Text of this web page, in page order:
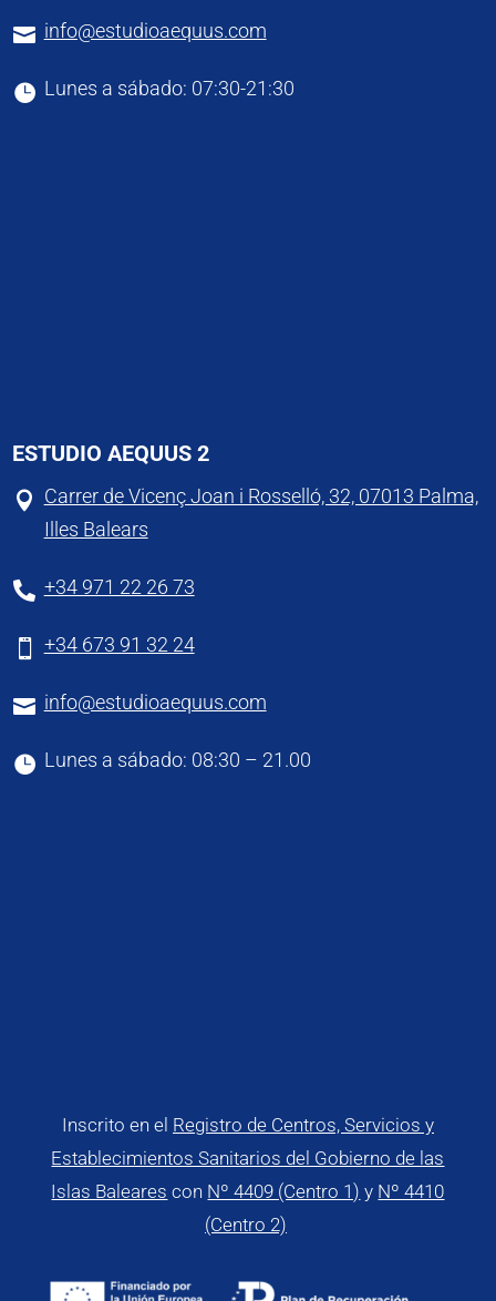
 info@estudioaequus.com
 Lunes a sábado: 07:30-21:30
ESTUDIO AEQUUS 2
 Carrer de Vicenç Joan i Rosselló, 32, 07013 Palma,
Illes Balears
 +34 971 22 26 73
 +34 673 91 32 24
 info@estudioaequus.com
 Lunes a sábado: 08:30 – 21.00
Inscrito en el Registro de Centros, Servicios y
Establecimientos Sanitarios del Gobierno de las
Islas Baleares con Nº 4409 (Centro 1) y Nº 4410
(Centro 2)